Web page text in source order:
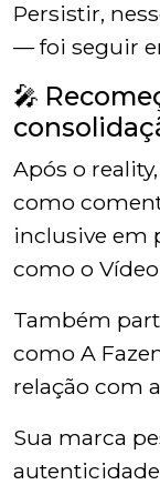
Persistir,
— foi seguir
🎤
Após o
como
inclusive em
como o
Também
como A
relação com
Sua marca